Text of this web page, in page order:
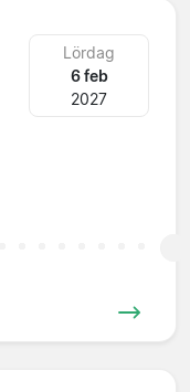
Lördag
6 feb
2027